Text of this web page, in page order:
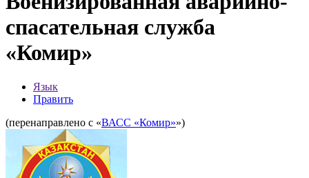
спасательная служба
«Комир»
Язык
Править
(перенаправлено с «ВАСС «Комир»»)